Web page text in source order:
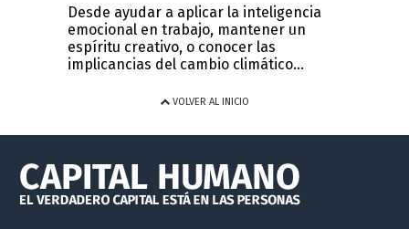
Desde ayudar a aplicar la inteligencia
emocional en trabajo, mantener un
espíritu creativo, o conocer las
implicancias del cambio climático...
VOLVER AL INICIO